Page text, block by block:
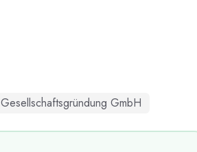
Gesellschaftsgründung GmbH